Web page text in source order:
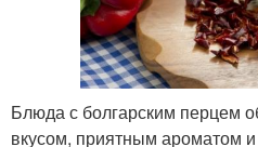
Блюда с болгарским перцем
вкусом, приятным ароматом